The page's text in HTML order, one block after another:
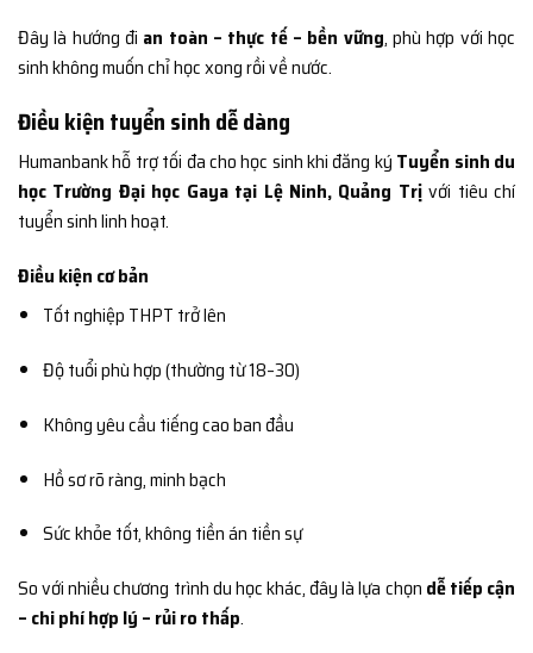
Đây là hướng đi an toàn – thực tế – bền vững, phù hợp với học
sinh không muốn chỉ học xong rồi về nước.
Điều kiện tuyển sinh dễ dàng
Humanbank hỗ trợ tối đa cho học sinh khi đăng ký Tuyển sinh du
học Trường Đại học Gaya tại Lệ Ninh, Quảng Trịvới tiêu chí
tuyển sinh linh hoạt.
Điều kiện cơ bản
Tốt nghiệp THPT trở lên
Độ tuổi phù hợp (thường từ 18–30)
Không yêu cầu tiếng cao ban đầu
Hồ sơ rõ ràng, minh bạch
Sức khỏe tốt, không tiền án tiền sự
So với nhiều chương trình du học khác, đây là lựa chọn dễ tiếp cận
– chi phí hợp lý – rủi ro thấp.